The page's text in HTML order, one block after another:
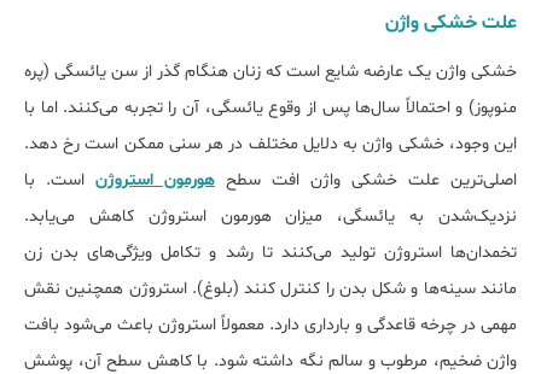
علت خشکی واژن
خشکی واژن یک عارضه شایع است که زنان هنگام گذر از سن یائسگی (پره
منوپوز) و احتمالاً سال‌ها پس از وقوع یائسگی، آن را تجربه می‌کنند. اما با
این وجود، خشکی واژن به دلایل مختلف در هر سنی ممکن است رخ دهد.
اصلی‌ترین علت خشکی واژن افت سطح هورمون استروژن است. با
نزدیک‌شدن به یائسگی، میزان هورمون استروژن کاهش می‌یابد.
تخمدان‌ها استروژن تولید می‌کنند تا رشد و تکامل ویژگی‌های بدن زن
مانند سینه‌ها و شکل بدن را کنترل کنند (بلوغ). استروژن همچنین نقش
مهمی در چرخه قاعدگی و بارداری دارد. معمولاً استروژن باعث می‌شود بافت
واژن ضخیم، مرطوب و سالم نگه داشته شود. با کاهش سطح آن، پوشش